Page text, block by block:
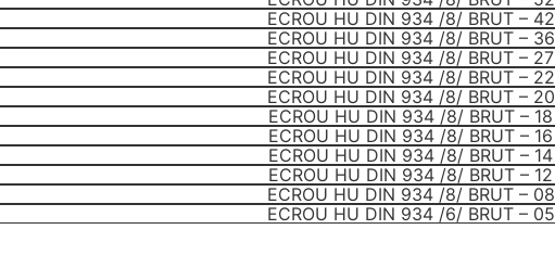
ECROU HU DIN 934 /8/ BRUT – 42
ECROU HU DIN 934 /8/ BRUT – 36
ECROU HU DIN 934 /8/ BRUT – 27
ECROU HU DIN 934 /8/ BRUT – 22
ECROU HU DIN 934 /8/ BRUT – 20
ECROU HU DIN 934 /8/ BRUT – 18
ECROU HU DIN 934 /8/ BRUT – 16
ECROU HU DIN 934 /8/ BRUT – 14
ECROU HU DIN 934 /8/ BRUT – 12
ECROU HU DIN 934 /8/ BRUT – 08
ECROU HU DIN 934 /6/ BRUT – 05